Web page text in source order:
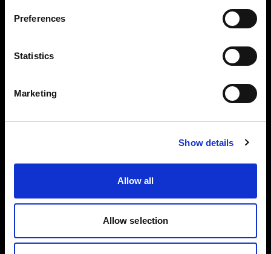
Preferences
Statistics
Marketing
Show details
Allow all
Allow selection
Sweden
言語
サイトにアクセス